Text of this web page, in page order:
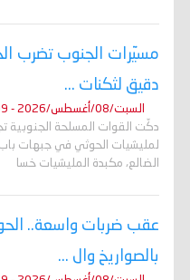
مسيّرات الجنوب تضرب
دقيق لثكنات ...
السبت/08/أغسطس/2026 - 11:09 م
دكّت القوات المسلحة الجنوبية
لمليشيات الحوثي في جبهات
الضالع، مكبدة المليشيات خسا
عقب ضربات واسعة..
بالصواريخ وال ...